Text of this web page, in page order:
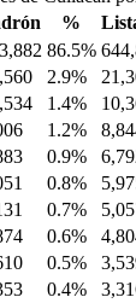
%
86.5%
2.9%
1.4%
1.2%
0.9%
0.8%
0.7%
0.6%
0.5%
0.4%